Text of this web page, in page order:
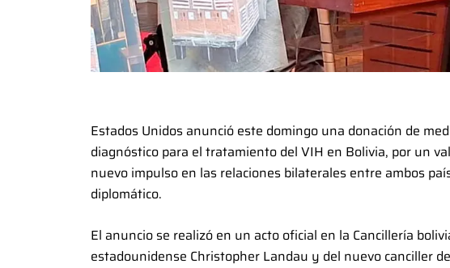
Estados Unidos anunció este domingo una donación de
diagnóstico para el tratamiento del VIH en Bolivia, por un
nuevo impulso en las relaciones bilaterales entre ambos
diplomático.
El anuncio se realizó en un acto oficial en la Cancillería
estadounidense Christopher Landau y del nuevo canciller